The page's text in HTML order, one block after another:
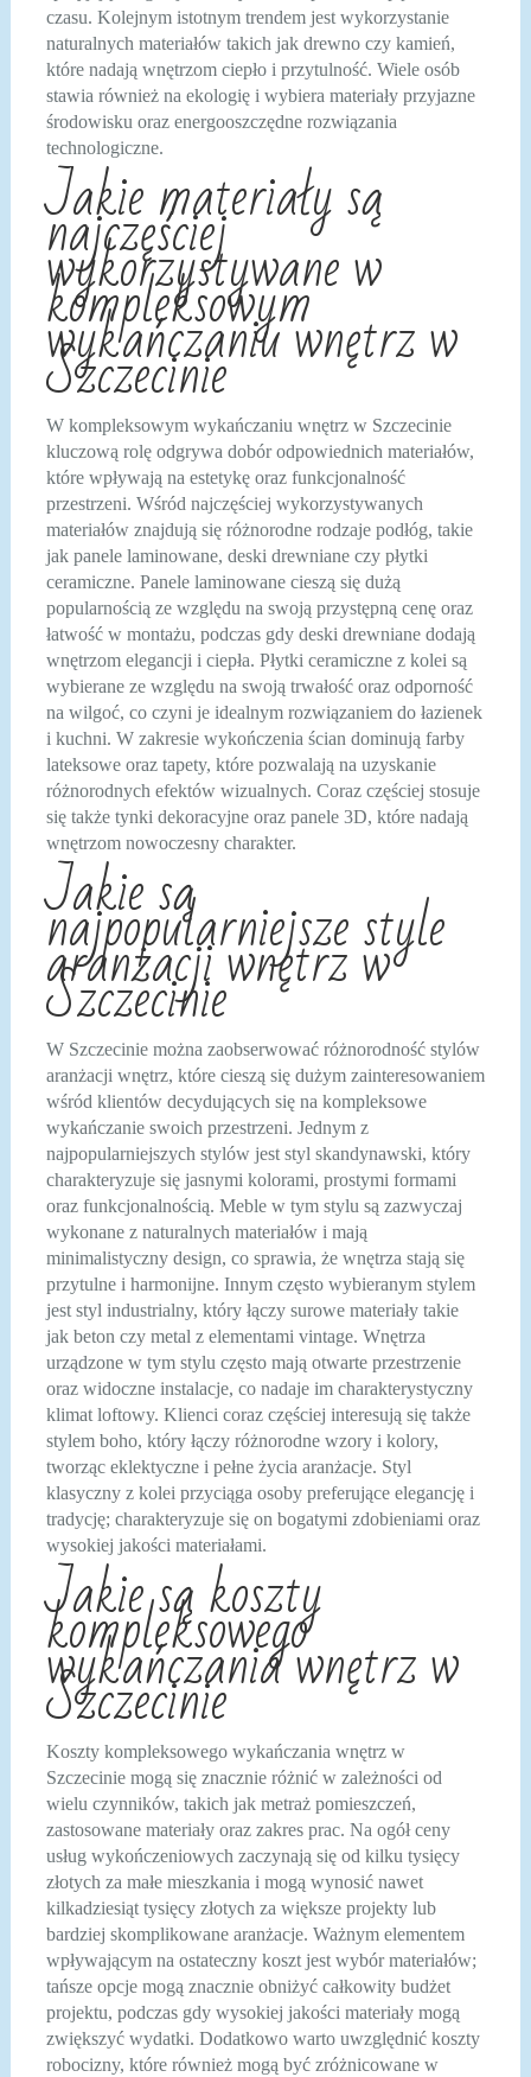
czasu. Kolejnym istotnym trendem jest wykorzystanie
naturalnych materiałów takich jak drewno czy kamień,
które nadają wnętrzom ciepło i przytulność. Wiele osób
stawia również na ekologię i wybiera materiały przyjazne
środowisku oraz energooszczędne rozwiązania
technologiczne.
Jakie materiały są
najczęściej
wykorzystywane w
kompleksowym
wykańczaniu wnętrz w
Szczecinie
W kompleksowym wykańczaniu wnętrz w Szczecinie
kluczową rolę odgrywa dobór odpowiednich materiałów,
które wpływają na estetykę oraz funkcjonalność
przestrzeni. Wśród najczęściej wykorzystywanych
materiałów znajdują się różnorodne rodzaje podłóg, takie
jak panele laminowane, deski drewniane czy płytki
ceramiczne. Panele laminowane cieszą się dużą
popularnością ze względu na swoją przystępną cenę oraz
łatwość w montażu, podczas gdy deski drewniane dodają
wnętrzom elegancji i ciepła. Płytki ceramiczne z kolei są
wybierane ze względu na swoją trwałość oraz odporność
na wilgoć, co czyni je idealnym rozwiązaniem do łazienek
i kuchni. W zakresie wykończenia ścian dominują farby
lateksowe oraz tapety, które pozwalają na uzyskanie
różnorodnych efektów wizualnych. Coraz częściej stosuje
się także tynki dekoracyjne oraz panele 3D, które nadają
wnętrzom nowoczesny charakter.
Jakie są
najpopularniejsze style
aranżacji wnętrz w
Szczecinie
W Szczecinie można zaobserwować różnorodność stylów
aranżacji wnętrz, które cieszą się dużym zainteresowaniem
wśród klientów decydujących się na kompleksowe
wykańczanie swoich przestrzeni. Jednym z
najpopularniejszych stylów jest styl skandynawski, który
charakteryzuje się jasnymi kolorami, prostymi formami
oraz funkcjonalnością. Meble w tym stylu są zazwyczaj
wykonane z naturalnych materiałów i mają
minimalistyczny design, co sprawia, że wnętrza stają się
przytulne i harmonijne. Innym często wybieranym stylem
jest styl industrialny, który łączy surowe materiały takie
jak beton czy metal z elementami vintage. Wnętrza
urządzone w tym stylu często mają otwarte przestrzenie
oraz widoczne instalacje, co nadaje im charakterystyczny
klimat loftowy. Klienci coraz częściej interesują się także
stylem boho, który łączy różnorodne wzory i kolory,
tworząc eklektyczne i pełne życia aranżacje. Styl
klasyczny z kolei przyciąga osoby preferujące elegancję i
tradycję; charakteryzuje się on bogatymi zdobieniami oraz
wysokiej jakości materiałami.
Jakie są koszty
kompleksowego
wykańczania wnętrz w
Szczecinie
Koszty kompleksowego wykańczania wnętrz w
Szczecinie mogą się znacznie różnić w zależności od
wielu czynników, takich jak metraż pomieszczeń,
zastosowane materiały oraz zakres prac. Na ogół ceny
usług wykończeniowych zaczynają się od kilku tysięcy
złotych za małe mieszkania i mogą wynosić nawet
kilkadziesiąt tysięcy złotych za większe projekty lub
bardziej skomplikowane aranżacje. Ważnym elementem
wpływającym na ostateczny koszt jest wybór materiałów;
tańsze opcje mogą znacznie obniżyć całkowity budżet
projektu, podczas gdy wysokiej jakości materiały mogą
zwiększyć wydatki. Dodatkowo warto uwzględnić koszty
robocizny, które również mogą być zróżnicowane w